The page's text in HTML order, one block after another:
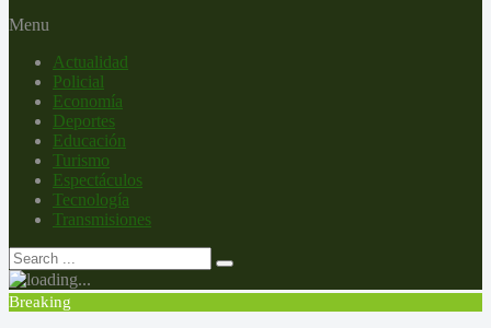
Menu
Actualidad
Policial
Economía
Deportes
Educación
Turismo
Espectáculos
Tecnología
Transmisiones
Breaking